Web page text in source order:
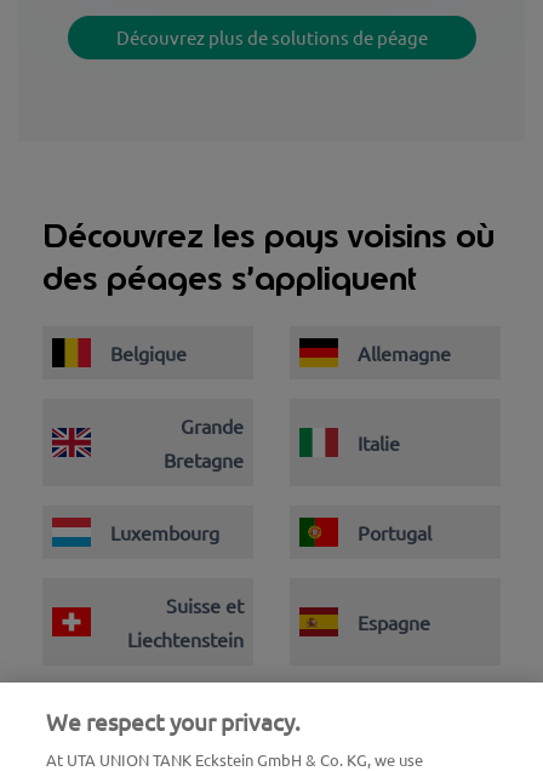
Découvrez plus de solutions de péage
Découvrez les pays voisins où
des péages s’appliquent
Belgique Allemagne
Grande
Bretagne
Italie
Luxembourg Portugal
Suisse et
Liechtenstein
Espagne
We respect your privacy.
At UTA UNION TANK Eckstein GmbH & Co. KG, we use